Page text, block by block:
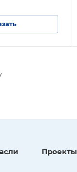
Проекты